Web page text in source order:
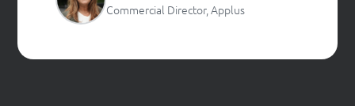
Commercial Director, Applus